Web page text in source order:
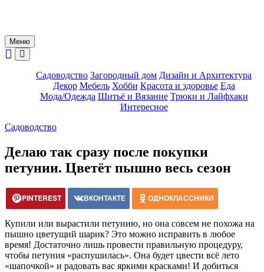
Меню
Садоводство Загородный дом Дизайн и Архитектура
Декор Мебель Хобби Красота и здоровье Еда
Мода/Одежда Шитьё и Вязание Трюки и Лайфхаки
Интересное
Садоводство
Делаю так сразу после покупки
петунии. Цветёт пышно весь сезон
PINTEREST ВКОНТАКТЕ ОДНОКЛАССНИКИ
Купили или вырастили петунию, но она совсем не похожа на
пышно цветущий шарик? Это можно исправить в любое
время! Достаточно лишь провести правильную процедуру,
чтобы петуния «распушилась». Она будет цвести всё лето
«шапочкой» и радовать вас яркими красками! И добиться